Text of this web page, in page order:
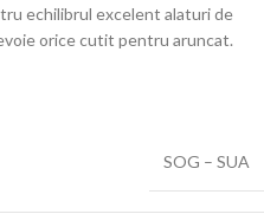
echilibrul excelent alaturi de
orice cutit pentru aruncat.
SOG – SUA